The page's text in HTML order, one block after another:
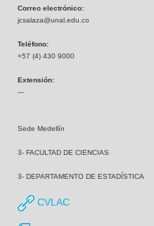
Correo electrónico:
jcsalaza@unal.edu.co
Teléfono:
+57 (4) 430 9000
Extensión:
---
Sede Medellín
3- FACULTAD DE CIENCIAS
3- DEPARTAMENTO DE ESTADÍSTICA
CVLAC